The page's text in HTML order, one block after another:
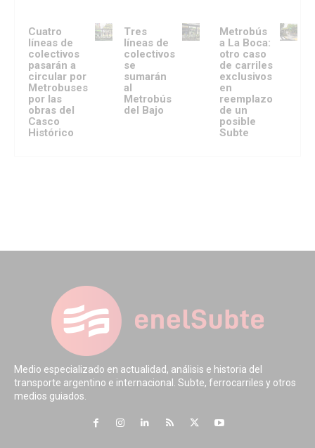
Cuatro
líneas de
colectivos
pasarán a
circular por
Metrobuses
por las
obras del
Casco
Histórico
Tres
líneas de
colectivos
se
sumarán
al
Metrobús
del Bajo
Metrobús
a La Boca:
otro caso
de carriles
exclusivos
en
reemplazo
de un
posible
Subte
Medio especializado en actualidad, análisis e historia del
transporte argentino e internacional. Subte, ferrocarriles y otros
medios guiados.